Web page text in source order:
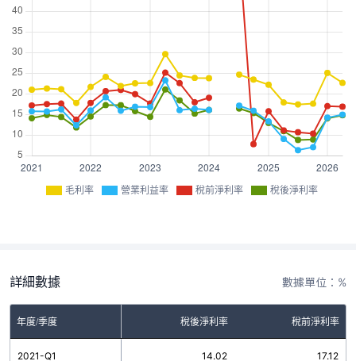
毛利率 營業利益率 稅前淨利率 稅後淨利率
詳細數據 數據單位：%
年度/季度 稅後淨利率 稅前淨利率
2021-Q1 14.02 17.12